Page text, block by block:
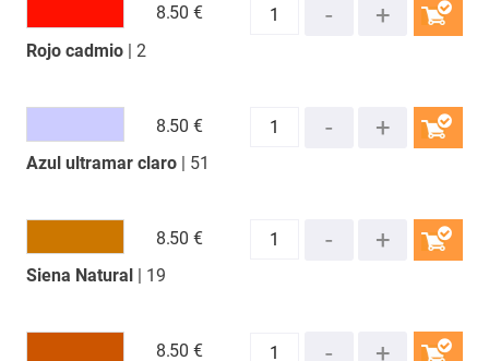
Rojo cadmio| 2
8.50 €
Azul ultramar claro| 51
8.50 €
Siena Natural | 19
8.50 €
8.50 €